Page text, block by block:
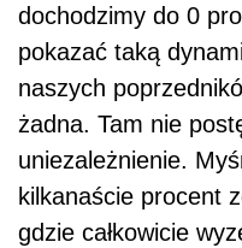
dochodzimy do 0
pokazać taką
naszych
żadna. Tam nie
uniezależnienie.
kilkanaście procent
gdzie całkowicie